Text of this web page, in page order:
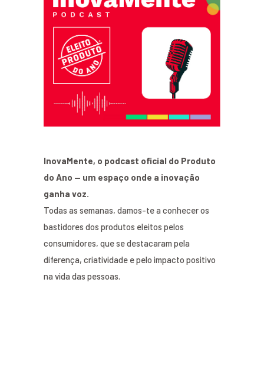
InovaMente, o podcast oficial do Produto
do Ano — um espaço onde a inovação
ganha voz.
Todas as semanas, damos-te a conhecer os
bastidores dos produtos eleitos pelos
consumidores, que se destacaram pela
diferença, criatividade e pelo impacto positivo
na vida das pessoas.